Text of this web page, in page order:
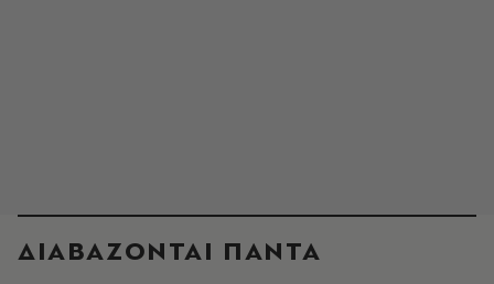
ΔΙΑΒΑΖΟΝΤΑΙ ΠΑΝΤΑ